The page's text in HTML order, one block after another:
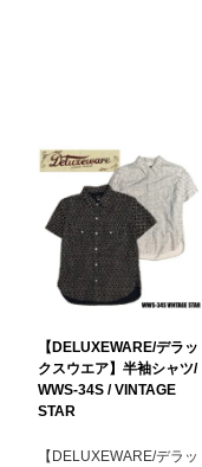
【DELUXEWARE/デラッ
クスウエア】半袖シャツ/
WWS-34S / VINTAGE
STAR
【DELUXEWARE/デラッ